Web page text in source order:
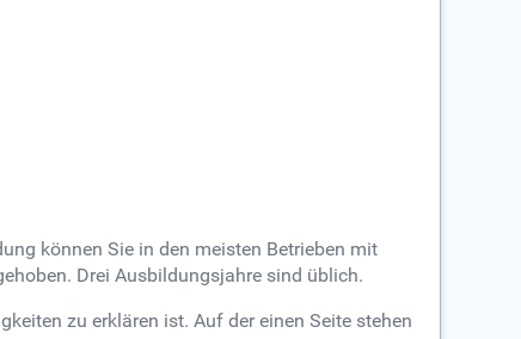
können Sie in den meisten Betrieben mit
Drei Ausbildungsjahre sind üblich.
zu erklären ist. Auf der einen Seite stehen